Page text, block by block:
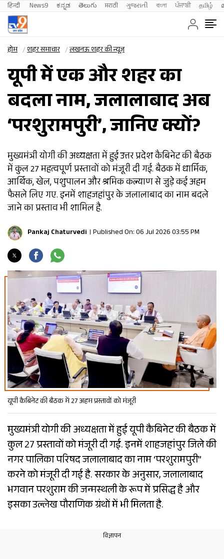
हिन्दी News9 ಕನ್ನಡ తెలుగు मराठी ગુજરાતી বাংলা ਪੰਜਾਬੀ தமிழ்
होम शहर समाचार लखनऊ शहर की न्यूज़
यूपी में एक और शहर का
बदला नाम, जलालाबाद अब
‘परशुरामपुरी’, जानिए क्यों?
मुख्यमंत्री योगी की अध्यक्षता में हुई उत्तर प्रदेश कैबिनेट की बैठक
में कुल 27 महत्वपूर्ण प्रस्तावों को मंजूरी दी गई. बैठक में धार्मिक,
आर्थिक, खेल, पशुपालन और श्रमिक कल्याण से जुड़े कई अहम
फैसले लिए गए. इनमें शाहजहांपुर के जलालाबाद का नाम बदले
जाने का प्रस्ताव भी शामिल है.
Pankaj Chaturvedi Published On: 06 Jul 2026 03:55 PM
यूपी कैबिनेट की बैठक में 27 अहम प्रस्तावों को मंजूरी
मुख्यमंत्री योगी की अध्यक्षता में हुई यूपी कैबिनेट की बैठक में
कुल 27 प्रस्तावों को मंजूरी दी गई. इनमें शाहजहांपुर जिले की
नगर पालिका परिषद जलालाबाद का नाम ‘परशुरामपुरी”
करने को मंजूरी दी गई है. सरकार के अनुसार, जलालाबाद
भगवान परशुराम की जन्मस्थली के रूप में प्रसिद्ध है और
इसका उल्लेख पौराणिक ग्रंथों में भी मिलता है.